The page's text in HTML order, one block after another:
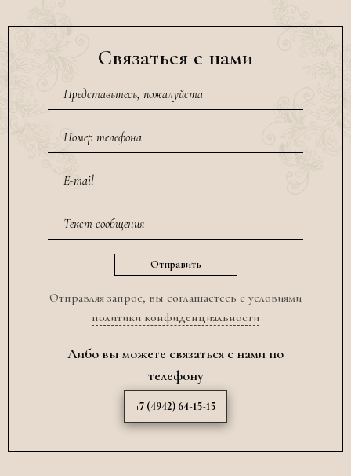
Связаться с нами
Отправляя запрос, вы соглашаетесь с условиями
политики конфиденциальности
Либо вы можете связаться с нами по
телефону
+7 (4942) 64-15-15